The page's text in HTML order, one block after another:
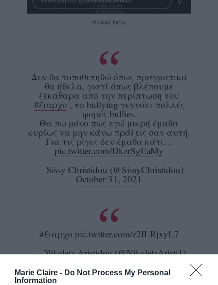
Marie Claire - Do Not Process My Personal
Information
@danai_barka
Δεν θα τοποθετηθώ όπως πραγματικά
θα ήθελα, γιατί όπως βλέπουμε
ξεκάθαρα από την περίπτωση του
#ξιαρχο , το bullying γεννάει πολλές
φορές bullies.
Θα πω μόνο πως εγώ μικρή έμαθα
κυρίως να μην κάνω πράξεις σαν αυτή.
Για τις ρίγες δεν έμαθα κάτι…
pic.twitter.com/DkzrSgEaMy
— Sissy Christidou (@SissyChristidou)
October 31, 2021
#ξιαρχο pic.twitter.com/z2ILRjxyL7
— Nikoleta Aristidou (@NikoletaAristi1)